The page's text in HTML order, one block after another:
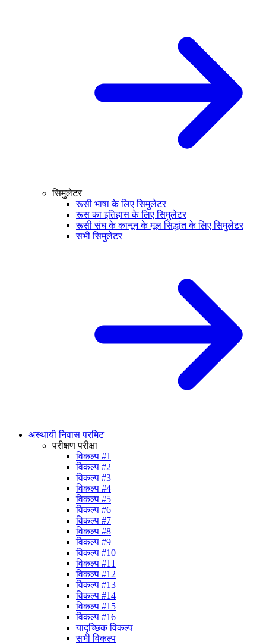
सिमुलेटर
रूसी भाषा के लिए सिमुलेटर
रूस का इतिहास के लिए सिमुलेटर
रूसी संघ के कानून के मूल सिद्धांत के लिए सिमुलेटर
सभी सिमुलेटर
अस्थायी निवास परमिट
परीक्षण परीक्षा
विकल्प #1
विकल्प #2
विकल्प #3
विकल्प #4
विकल्प #5
विकल्प #6
विकल्प #7
विकल्प #8
विकल्प #9
विकल्प #10
विकल्प #11
विकल्प #12
विकल्प #13
विकल्प #14
विकल्प #15
विकल्प #16
यादृच्छिक विकल्प
सभी विकल्प